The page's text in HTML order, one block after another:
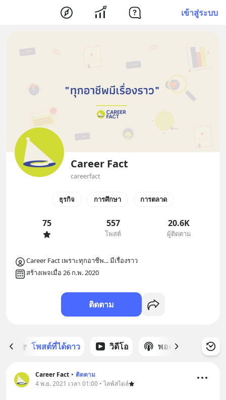
เข้าสู่ระบบ
Career Fact
careerfact
ธุรกิจ การศึกษา การตลาด
75 557
โพสต์
20.6K
ผู้ติดตาม
Career Fact เพราะทุกอาชีพ... มีเรื่องราว
สร้างเพจเมื่อ 26 ก.พ. 2020
ติดตาม
โพสต์ที่ได้ดาว วิดีโอ พอดแคสต์
Career Fact • ติดตาม
4 พ.ย. 2021 เวลา 01:00 • ไลฟ์สไตล์